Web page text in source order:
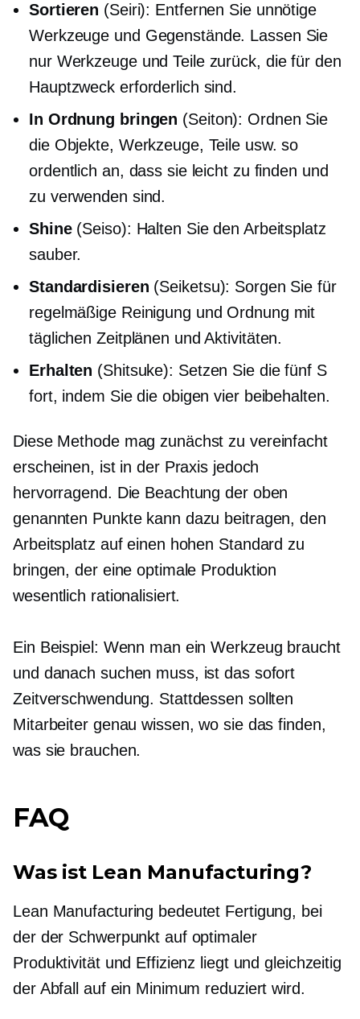
Sortieren (Seiri): Entfernen Sie unnötige
Werkzeuge und Gegenstände. Lassen Sie
nur Werkzeuge und Teile zurück, die für den
Hauptzweck erforderlich sind.
In Ordnung bringen (Seiton): Ordnen Sie
die Objekte, Werkzeuge, Teile usw. so
ordentlich an, dass sie leicht zu finden und
zu verwenden sind.
Shine(Seiso): Halten Sie den Arbeitsplatz
sauber.
Standardisieren (Seiketsu): Sorgen Sie für
regelmäßige Reinigung und Ordnung mit
täglichen Zeitplänen und Aktivitäten.
Erhalten (Shitsuke): Setzen Sie die fünf S
fort, indem Sie die obigen vier beibehalten.
Diese Methode mag zunächst zu vereinfacht
erscheinen, ist in der Praxis jedoch
hervorragend. Die Beachtung der oben
genannten Punkte kann dazu beitragen, den
Arbeitsplatz auf einen hohen Standard zu
bringen, der eine optimale Produktion
wesentlich rationalisiert.
Ein Beispiel: Wenn man ein Werkzeug braucht
und danach suchen muss, ist das sofort
Zeitverschwendung. Stattdessen sollten
Mitarbeiter genau wissen, wo sie das finden,
was sie brauchen.
FAQ
Was ist Lean Manufacturing?
Lean Manufacturing bedeutet Fertigung, bei
der der Schwerpunkt auf optimaler
Produktivität und Effizienz liegt und gleichzeitig
der Abfall auf ein Minimum reduziert wird.